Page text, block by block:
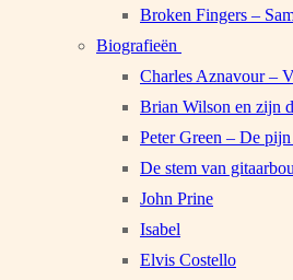
Broken Fingers –
Biografieën
Charles Aznavour –
Brian Wilson en zijn
Peter Green – De
De stem van
John Prine
Isabel
Elvis Costello